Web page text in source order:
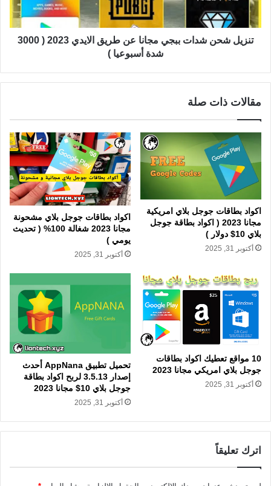
تنزيل شحن شدات ببجي مجانا عن طريق الايدي 2023 ( 3000
شدة أسبوعيا )
مقالات ذات صلة
اكواد بطاقات جوجل بلاي امريكية
مجانا 2023 ( اكواد بطاقة جوجل
بلاي 10$ دولار )
أكتوبر 31, 2025
اكواد بطاقات جوجل بلاي مشحونة
مجانا 2023 شغالة 100% ( تحديث
يومي )
أكتوبر 31, 2025
10 مواقع تعطيك اكواد بطاقات
جوجل بلاي امريكي مجانا 2023
أكتوبر 31, 2025
تحميل تطبيق AppNana أحدث
إصدار 3.5.13 لربح اكواد بطاقة
جوجل بلاي 10$ مجانا 2023
أكتوبر 31, 2025
اترك تعليقاً